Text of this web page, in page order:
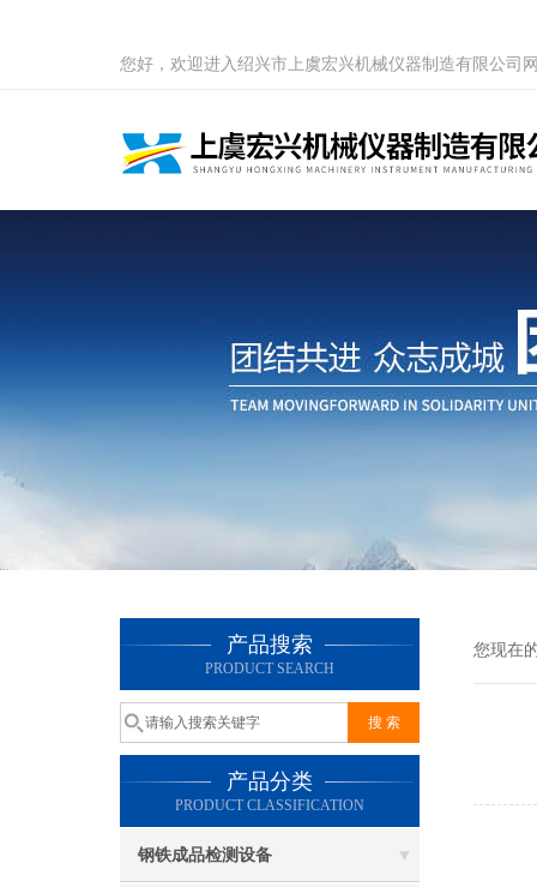
您好，欢迎进入绍兴市上虞宏兴机械仪器制造有限公司
产品搜索
PRODUCT SEARCH
产品分类
PRODUCT CLASSIFICATION
钢铁成品检测设备
您现在